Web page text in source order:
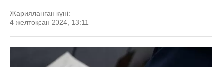
Жарияланған күні:
4 желтоқсан 2024, 13:11